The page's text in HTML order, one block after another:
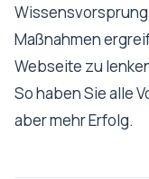
Maßnahmen
Webseite zu
So haben Sie alle
aber mehr Erfolg.